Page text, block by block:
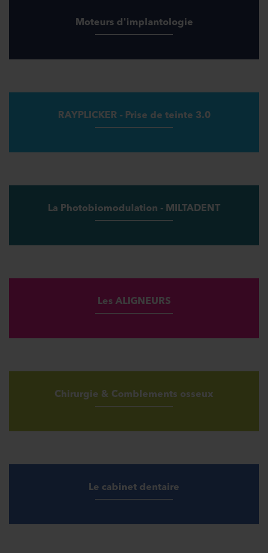
Moteurs d'implantologie
RAYPLICKER - Prise de teinte 3.0
La Photobiomodulation - MILTADENT
Les ALIGNEURS
Chirurgie & Comblements osseux
Le cabinet dentaire